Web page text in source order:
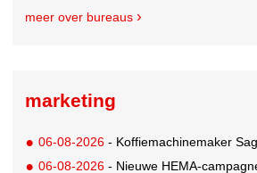
meer over bureaus
marketing
06-08-2026 - Koffiemachinemaker Sage lanceert e-
06-08-2026 - Nieuwe HEMA-campagne reist 1000 jaar